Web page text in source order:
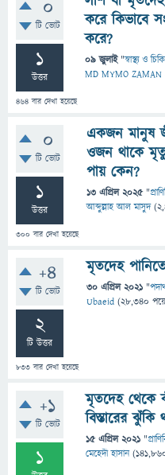
0
টি ভোট
1
উত্তর
464 বার দেখা হয়েছে
করে কিভাবে
করে?
09 জুলাই "স্বাস্থ্য ও
MD MYMO ZAMAN
0
টি ভোট
1
উত্তর
300 বার দেখা হয়েছে
একজন মানুষ
ওজন থাকে
পায় কেন?
13 এপ্রিল 2025 "
আব্দুল্লাহ আল মাসুদ (
+4
টি ভোট
2
টি উত্তর
833 বার দেখা হয়েছে
মৃতদেহ
30 এপ্রিল 2021 "
Ubaeid (28,340
+1
টি ভোট
1
মৃতদেহ থেকে
বিস্তারের ঝুঁকি
15 এপ্রিল 2021 "
মেহেদী হাসান (